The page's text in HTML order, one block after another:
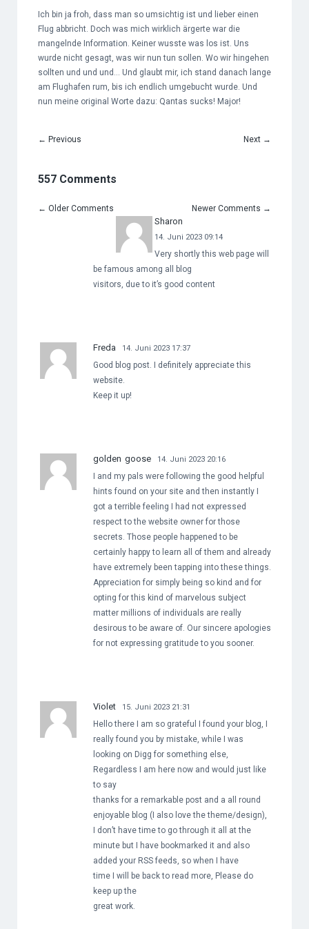
Ich bin ja froh, dass man so umsichtig ist und lieber einen
Flug abbricht. Doch was mich wirklich ärgerte war die
mangelnde Information. Keiner wusste was los ist. Uns
wurde nicht gesagt, was wir nun tun sollen. Wo wir hingehen
sollten und und und… Und glaubt mir, ich stand danach lange
am Flughafen rum, bis ich endlich umgebucht wurde. Und
nun meine original Worte dazu: Qantas sucks! Major!
← Previous Next →
557 Comments
← Older Comments Newer Comments →
Sharon
14. Juni 2023 09:14
Very shortly this web page will
be famous among all blog
visitors, due to it’s good content
Freda 14. Juni 2023 17:37
Good blog post. I definitely appreciate this
website.
Keep it up!
golden goose 14. Juni 2023 20:16
I and my pals were following the good helpful
hints found on your site and then instantly I
got a terrible feeling I had not expressed
respect to the website owner for those
secrets. Those people happened to be
certainly happy to learn all of them and already
have extremely been tapping into these things.
Appreciation for simply being so kind and for
opting for this kind of marvelous subject
matter millions of individuals are really
desirous to be aware of. Our sincere apologies
for not expressing gratitude to you sooner.
Violet 15. Juni 2023 21:31
Hello there I am so grateful I found your blog, I
really found you by mistake, while I was
looking on Digg for something else,
Regardless I am here now and would just like
to say
thanks for a remarkable post and a all round
enjoyable blog (I also love the theme/design),
I don’t have time to go through it all at the
minute but I have bookmarked it and also
added your RSS feeds, so when I have
time I will be back to read more, Please do
keep up the
great work.